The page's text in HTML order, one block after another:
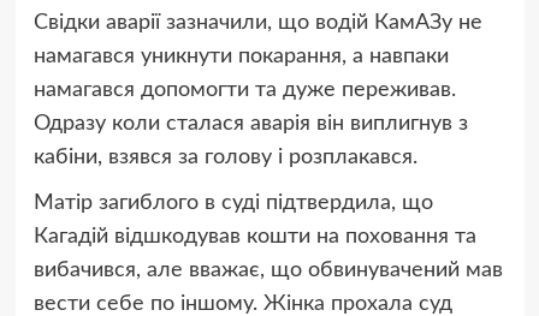
Свідки аварії зазначили, що водій КамАЗу не
намагався уникнути покарання, а навпаки
намагався допомогти та дуже переживав.
Одразу коли сталася аварія він виплигнув з
кабіни, взявся за голову і розплакався.
Матір загиблого в суді підтвердила, що
Кагадій відшкодував кошти на поховання та
вибачився, але вважає, що обвинувачений мав
вести себе по іншому. Жінка прохала суд